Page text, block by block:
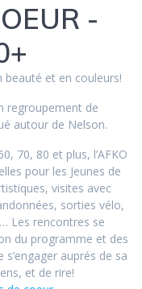
-
beauté et en couleurs!
regroupement de
autour de Nelson.
70, 80 et plus, l’AFKO
pour les Jeunes de
visites avec
sorties vélo,
Les rencontres se
du programme et des
s’engager auprés de sa
et de rire!